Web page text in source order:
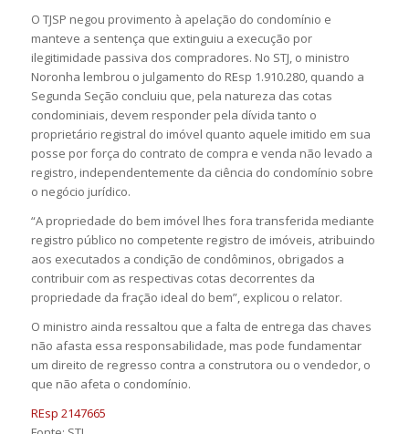
O TJSP negou provimento à apelação do condomínio e
manteve a sentença que extinguiu a execução por
ilegitimidade passiva dos compradores. No STJ, o ministro
Noronha lembrou o julgamento do REsp 1.910.280, quando a
Segunda Seção concluiu que, pela natureza das cotas
condominiais, devem responder pela dívida tanto o
proprietário registral do imóvel quanto aquele imitido em sua
posse por força do contrato de compra e venda não levado a
registro, independentemente da ciência do condomínio sobre
o negócio jurídico.
“A propriedade do bem imóvel lhes fora transferida mediante
registro público no competente registro de imóveis, atribuindo
aos executados a condição de condôminos, obrigados a
contribuir com as respectivas cotas decorrentes da
propriedade da fração ideal do bem”, explicou o relator.
O ministro ainda ressaltou que a falta de entrega das chaves
não afasta essa responsabilidade, mas pode fundamentar
um direito de regresso contra a construtora ou o vendedor, o
que não afeta o condomínio.
REsp 2147665